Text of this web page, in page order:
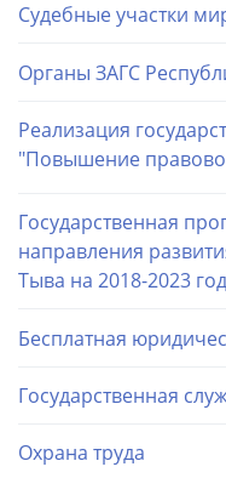
Судебные участки
Органы ЗАГС
Реализация
"Повышение
Государственная
направления
Тыва на 2018-2023
Бесплатная
Государственная
Охрана труда